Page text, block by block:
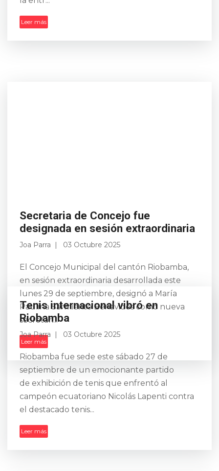
Leer más
Secretaria de Concejo fue
designada en sesión extraordinaria
Joa Parra 03 Octubre 2025
El Concejo Municipal del cantón Riobamba,
en sesión extraordinaria desarrollada este
lunes 29 de septiembre, designó a María
Paulina Sarmiento Benavides como nueva
secretari...
Leer más
Tenis internacional vibró en
Riobamba